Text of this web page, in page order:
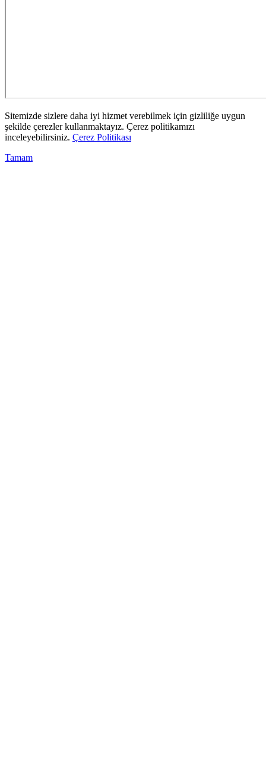
Sitemizde sizlere daha iyi hizmet verebilmek için gizliliğe uygun
şekilde çerezler kullanmaktayız. Çerez politikamızı
inceleyebilirsiniz. Çerez Politikası
Tamam